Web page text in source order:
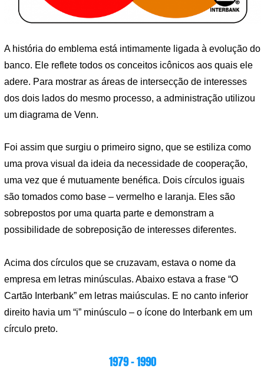
A história do emblema está intimamente ligada à evolução do
banco. Ele reflete todos os conceitos icônicos aos quais ele
adere. Para mostrar as áreas de intersecção de interesses
dos dois lados do mesmo processo, a administração utilizou
um diagrama de Venn.
Foi assim que surgiu o primeiro signo, que se estiliza como
uma prova visual da ideia da necessidade de cooperação,
uma vez que é mutuamente benéfica. Dois círculos iguais
são tomados como base – vermelho e laranja. Eles são
sobrepostos por uma quarta parte e demonstram a
possibilidade de sobreposição de interesses diferentes.
Acima dos círculos que se cruzavam, estava o nome da
empresa em letras minúsculas. Abaixo estava a frase “O
Cartão Interbank” em letras maiúsculas. E no canto inferior
direito havia um “i” minúsculo – o ícone do Interbank em um
círculo preto.
1979 – 1990